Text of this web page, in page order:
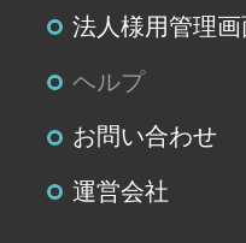
の取得
クッキー
て、本人が
情報の取得
法人様用管理画
ヘルプ
お問い合わせ
運営会社